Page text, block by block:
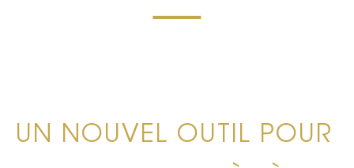
UN NOUVEL OUTIL POUR